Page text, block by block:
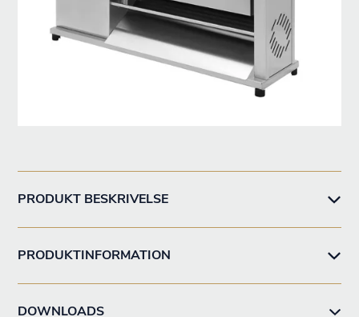
PRODUKT BESKRIVELSE
PRODUKTINFORMATION
DOWNLOADS